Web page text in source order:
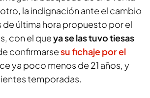
la indignación ante el cambio
última hora propuesto por el
con el queya se las tuvo tiesas
confirmarsesu fichaje por el
ya poco menos de 21 años, y
temporadas.